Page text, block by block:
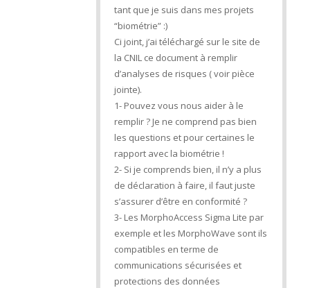
tant que je suis dans mes projets
“biométrie” :)
Ci joint, j’ai téléchargé sur le site de
la CNIL ce document à remplir
d’analyses de risques ( voir pièce
jointe).
1- Pouvez vous nous aider à le
remplir ? Je ne comprend pas bien
les questions et pour certaines le
rapport avec la biométrie !
2- Si je comprends bien, il n’y a plus
de déclaration à faire, il faut juste
s’assurer d’être en conformité ?
3- Les MorphoAccess Sigma Lite par
exemple et les MorphoWave sont ils
compatibles en terme de
communications sécurisées et
protections des données